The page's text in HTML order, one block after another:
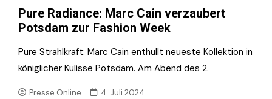
Pure Radiance: Marc Cain verzaubert
Potsdam zur Fashion Week
Pure Strahlkraft: Marc Cain enthüllt neueste Kollektion in
königlicher Kulisse Potsdam. Am Abend des 2.
Presse.Online 4. Juli 2024